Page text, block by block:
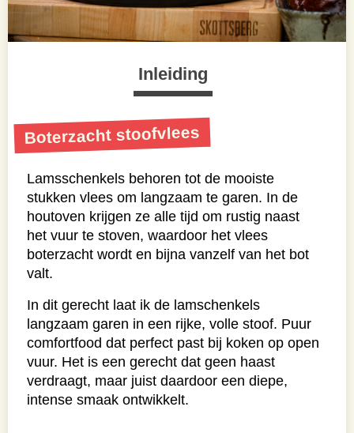
Inleiding
Boterzacht stoofvlees
Lamsschenkels behoren tot de mooiste
stukken vlees om langzaam te garen. In de
houtoven krijgen ze alle tijd om rustig naast
het vuur te stoven, waardoor het vlees
boterzacht wordt en bijna vanzelf van het bot
valt.
In dit gerecht laat ik de lamschenkels
langzaam garen in een rijke, volle stoof. Puur
comfortfood dat perfect past bij koken op open
vuur. Het is een gerecht dat geen haast
verdraagt, maar juist daardoor een diepe,
intense smaak ontwikkelt.